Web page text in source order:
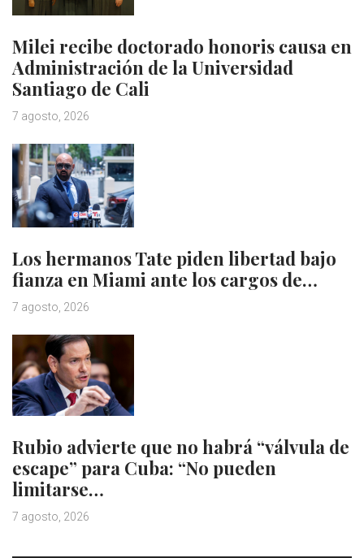
Milei recibe doctorado honoris causa en
Administración de la Universidad
Santiago de Cali
7 agosto, 2026
Los hermanos Tate piden libertad bajo
fianza en Miami ante los cargos de…
7 agosto, 2026
Rubio advierte que no habrá “válvula de
escape” para Cuba: “No pueden
limitarse…
7 agosto, 2026